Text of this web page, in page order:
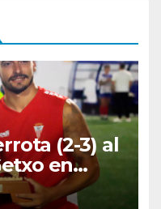
(2-3) al
en
sus